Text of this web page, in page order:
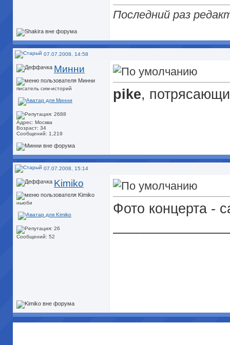
Последний раз
07.07.2008, 14:58
Минни
писатель сим-историй
Адрес: Москва
Возраст: 34
Сообщений: 1,219
pike,
07.07.2008, 15:14
Kimiko
ньюби
Сообщений: 52
Фото концерта -